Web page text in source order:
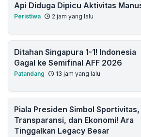
Api Diduga Dipicu Aktivitas
Peristiwa 2 jam yang lalu
Ditahan Singapura 1-1! Indonesia
Gagal ke Semifinal AFF 2026
Patandang 13 jam yang lalu
Piala Presiden Simbol Sportivitas,
Transparansi, dan Ekonomi! Ara
Tinggalkan Legacy Besar